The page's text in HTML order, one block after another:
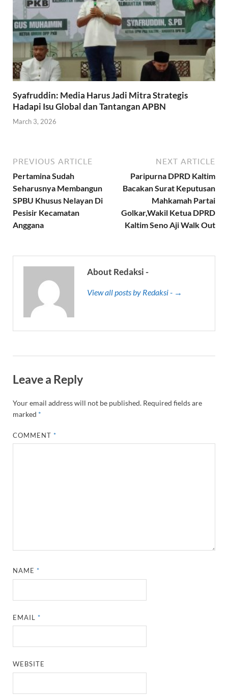
Syafruddin: Media Harus Jadi Mitra Strategis
Hadapi Isu Global dan Tantangan APBN
March 3, 2026
PREVIOUS ARTICLE
Pertamina Sudah
Seharusnya Membangun
SPBU Khusus Nelayan Di
Pesisir Kecamatan
Anggana
NEXT ARTICLE
Paripurna DPRD Kaltim
Bacakan Surat Keputusan
Mahkamah Partai
Golkar,Wakil Ketua DPRD
Kaltim Seno Aji Walk Out
About Redaksi -
View all posts by Redaksi - →
Leave a Reply
Your email address will not be published. Required fields are
marked *
COMMENT*
NAME*
EMAIL*
WEBSITE